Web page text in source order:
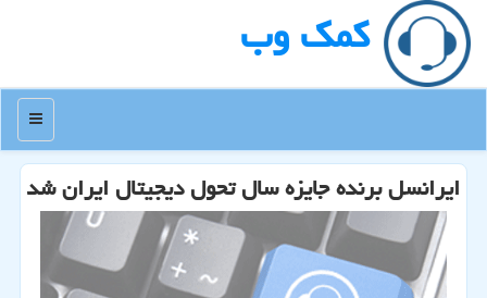
كمك وب
منو
ایرانسل برنده جایزه سال تحول دیجیتال ایران شد